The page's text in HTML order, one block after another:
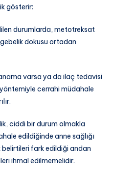
gösterir:
durumlarda, metotreksat
dokusu ortadan
varsa ya da ilaç tedavisi
cerrahi müdahale
ciddi bir durum olmakla
edildiğinde anne sağlığı
belirtileri fark edildiği andan
ihmal edilmemelidir.